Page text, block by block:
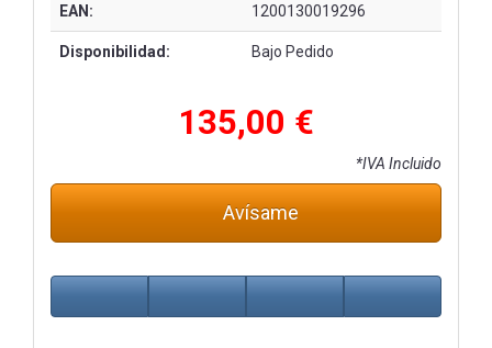
EAN: 1200130019296
Disponibilidad: Bajo Pedido
135,00 €
*IVA Incluido
Avísame